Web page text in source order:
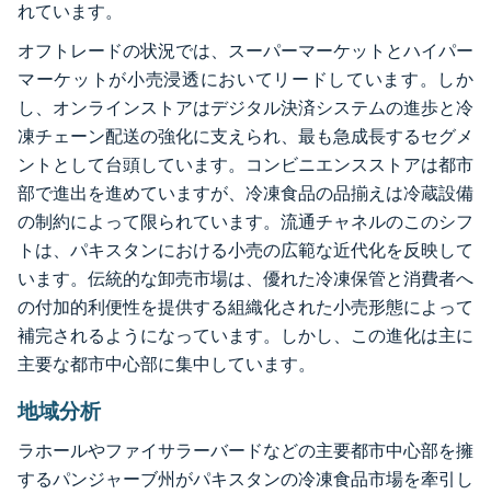
れています。
オフトレードの状況では、スーパーマーケットとハイパー
マーケットが小売浸透においてリードしています。しか
し、オンラインストアはデジタル決済システムの進歩と冷
凍チェーン配送の強化に支えられ、最も急成長するセグメ
ントとして台頭しています。コンビニエンスストアは都市
部で進出を進めていますが、冷凍食品の品揃えは冷蔵設備
の制約によって限られています。流通チャネルのこのシフ
トは、パキスタンにおける小売の広範な近代化を反映して
います。伝統的な卸売市場は、優れた冷凍保管と消費者へ
の付加的利便性を提供する組織化された小売形態によって
補完されるようになっています。しかし、この進化は主に
主要な都市中心部に集中しています。
地域分析
ラホールやファイサラーバードなどの主要都市中心部を擁
するパンジャーブ州がパキスタンの冷凍食品市場を牽引し